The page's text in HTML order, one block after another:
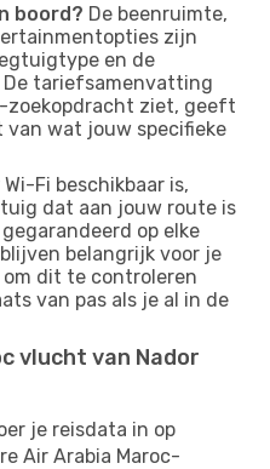
boord? De beenruimte,
zijn
en de
tariefsamenvatting
zoekopdracht ziet, geeft
wat jouw specifieke
Fi beschikbaar is,
dat aan jouw route is
op elke
belangrijk voor je
dit te controleren
van pas als je al in de
vlucht van Nador
je reisdata in op
Air Arabia Maroc-